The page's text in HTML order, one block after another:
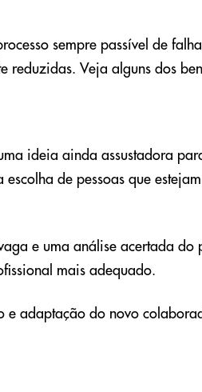
sempre passível de
reduzidas. Veja alguns dos
ideia ainda assustadora
de pessoas que
e uma análise acertada do
mais adequado.
e adaptação do novo